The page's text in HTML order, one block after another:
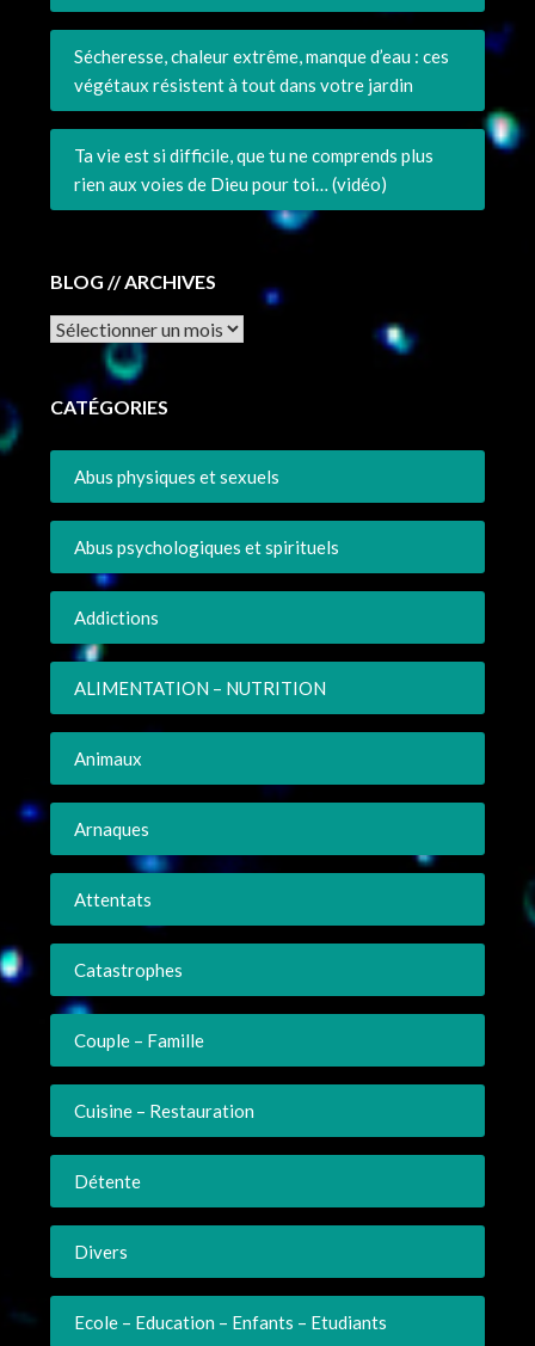
Sécheresse, chaleur extrême, manque d’eau : ces
végétaux résistent à tout dans votre jardin
Ta vie est si difficile, que tu ne comprends plus
rien aux voies de Dieu pour toi… (vidéo)
BLOG // ARCHIVES
Archives
CATÉGORIES
Abus physiques et sexuels
Abus psychologiques et spirituels
Addictions
ALIMENTATION – NUTRITION
Animaux
Arnaques
Attentats
Catastrophes
Couple – Famille
Cuisine – Restauration
Détente
Divers
Ecole – Education – Enfants – Etudiants